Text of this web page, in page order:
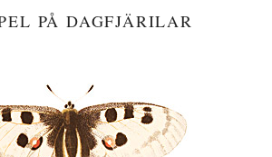
PÅ DAGFJÄRILAR